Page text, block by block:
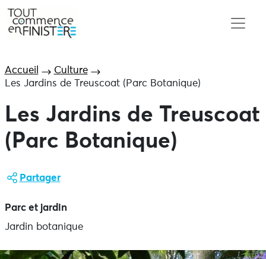
Accueil
Culture
Les Jardins de Treuscoat (Parc Botanique)
Les Jardins de Treuscoat
(Parc Botanique)
Partager
Parc et jardin
Jardin botanique